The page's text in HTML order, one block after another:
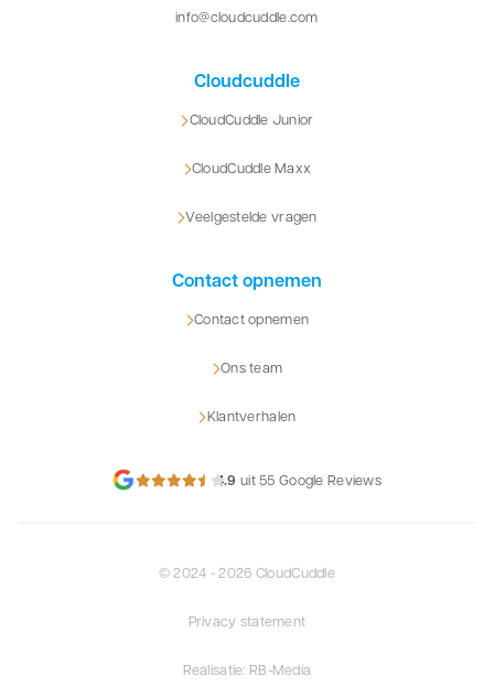
info@cloudcuddle.com
Cloudcuddle
CloudCuddle Junior
CloudCuddle Maxx
Veelgestelde vragen
Contact opnemen
Contact opnemen
Ons team
Klantverhalen
4.9 uit 55 Google Reviews
© 2024 - 2026 CloudCuddle
Privacy statement
Realisatie: RB-Media